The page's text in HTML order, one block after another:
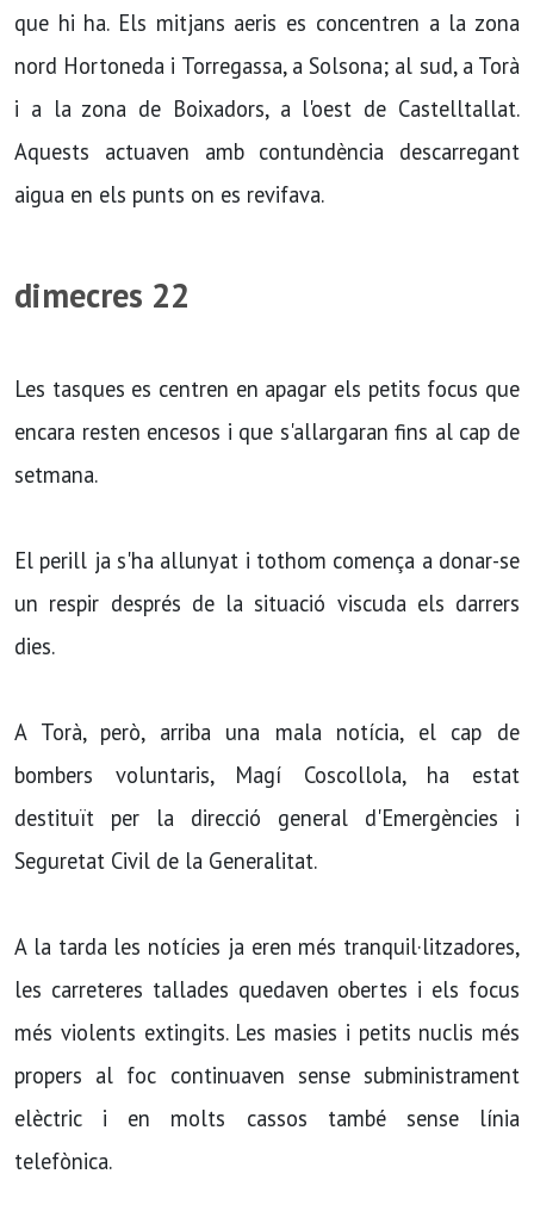
que hi ha. Els mitjans aeris es concentren a la zona
nord Hortoneda i Torregassa, a Solsona; al sud, a Torà
i a la zona de Boixadors, a l'oest de Castelltallat.
Aquests actuaven amb contundència descarregant
aigua en els punts on es revifava.
dimecres 22
Les tasques es centren en apagar els petits focus que
encara resten encesos i que s'allargaran fins al cap de
setmana.
El perill ja s'ha allunyat i tothom comença a donar-se
un respir després de la situació viscuda els darrers
dies.
A Torà, però, arriba una mala notí­cia, el cap de
bombers voluntaris, Magí­ Coscollola, ha estat
destituït per la direcció general d'Emergències i
Seguretat Civil de la Generalitat.
A la tarda les notí­cies ja eren més tranquil·litzadores,
les carreteres tallades quedaven obertes i els focus
més violents extingits. Les masies i petits nuclis més
propers al foc continuaven sense subministrament
elèctric i en molts cassos també sense lí­nia
telefònica.